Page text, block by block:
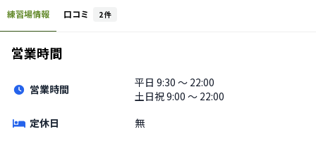
練習場情報 口コミ 2件
営業時間
営業時間 平日 9:30 〜 22:00
土日祝9:00 〜 22:00
定休日
無